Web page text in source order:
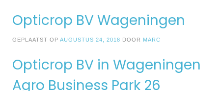
Opticrop BV Wageningen
GEPLAATST OP AUGUSTUS 24, 2018 DOOR MARC
Opticrop BV in Wageningen
Agro Business Park 26